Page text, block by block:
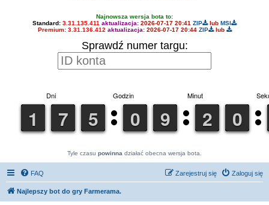
Najnowsza wersja bota to:
Standard: 3.31.135.411 aktualizacja: 2026-07-17 20:41 ZIP lub MSI
Premium: 3.31.136.412 aktualizacja: 2026-07-17 20:44 ZIP lub
Sprawdź numer targu:
Tyle czasu powinna działać obecna wersja bota.
FAQ Zaloguj się
Zarejestruj się
Najlepszy bot do gry Farmerama.